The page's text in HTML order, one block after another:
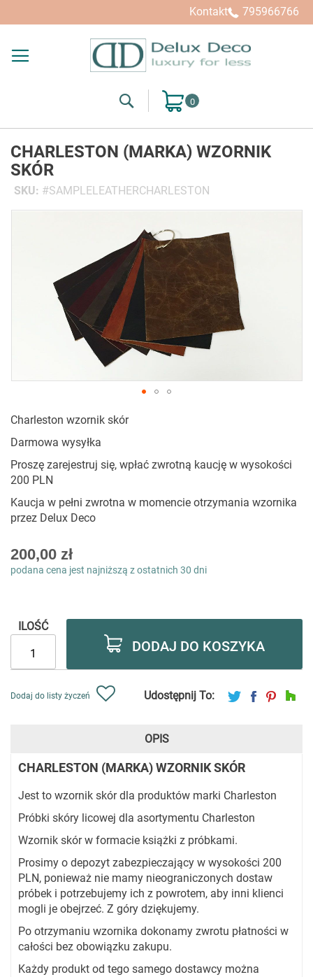
Kontakt 795966766
SearchMój koszyk
CHARLESTON (MARKA) WZORNIK
SKÓR
SKU
SAMPLELEATHERCHARLESTON
na
początek
Charleston wzornik skór
Darmowa wysyłka
Proszę zarejestruj się, wpłać zwrotną kaucję w wysokości
200 PLN
Kaucja w pełni zwrotna w momencie otrzymania wzornika
przez Delux Deco
200,00 zł
podana cena jest najniższą z ostatnich 30 dni
ILOŚĆ
DODAJ DO KOSZYKA
Dodaj do listy życzeń Udostępnij To:
OPIS
CHARLESTON (MARKA) WZORNIK SKÓR
Jest to wzornik skór dla produktów marki Charleston
Próbki skóry licowej dla asortymentu Charleston
Wzornik skór w formacie książki z próbkami.
Prosimy o depozyt zabezpieczający w wysokości 200
PLN, ponieważ nie mamy nieograniczonych dostaw
próbek i potrzebujemy ich z powrotem, aby inni klienci
mogli je obejrzeć. Z góry dziękujemy.
Po otrzymaniu wzornika dokonamy zwrotu płatności w
całości bez obowiązku zakupu.
Każdy produkt od tego samego dostawcy można